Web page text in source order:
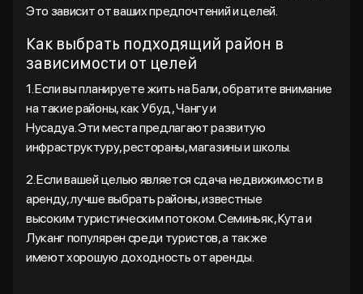
Это зависит от ваших предпочтений и целей.
Как выбрать подходящий район в
зависимости от целей
1. Если вы планируете жить на Бали, обратите внимание
на такие районы, как Убуд, Чангу и
Нусадуа. Эти места предлагают развитую
инфраструктуру, рестораны, магазины и школы.
2. Если вашей целью является сдача недвижимости в
аренду, лучше выбрать районы, известные
высоким туристическим потоком. Семиньяк, Кута и
Луканг популярен среди туристов, а также
имеют хорошую доходность от аренды.